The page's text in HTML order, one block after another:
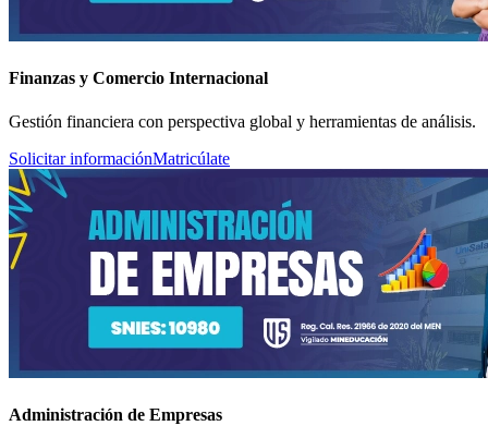
Finanzas y Comercio Internacional
Gestión financiera con perspectiva global y herramientas de análisis.
Solicitar informaciónMatricúlate
Administración de Empresas